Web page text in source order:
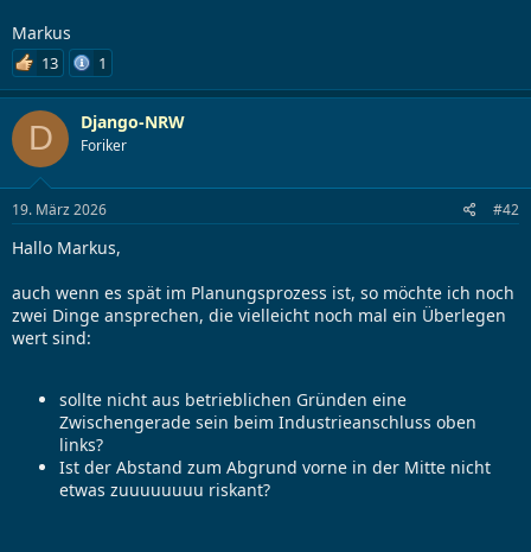
Markus
13 1
D Django-NRW
Foriker
19. März 2026 #42
Hallo Markus,
auch wenn es spät im Planungsprozess ist, so möchte ich noch
zwei Dinge ansprechen, die vielleicht noch mal ein Überlegen
wert sind:
sollte nicht aus betrieblichen Gründen eine
Zwischengerade sein beim Industrieanschluss oben
links?
Ist der Abstand zum Abgrund vorne in der Mitte nicht
etwas zuuuuuuuu riskant?